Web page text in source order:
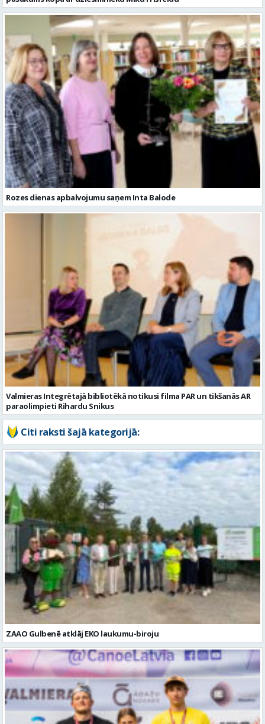
Rozes dienas apbalvojumu saņem Inta Balode
Valmieras Integrētajā bibliotēkā notikusi filma PAR un tikšanās AR
paraolimpieti Rihardu Snikus
Citi raksti šajā kategorijā:
ZAAO Gulbenē atklāj EKO laukumu-biroju